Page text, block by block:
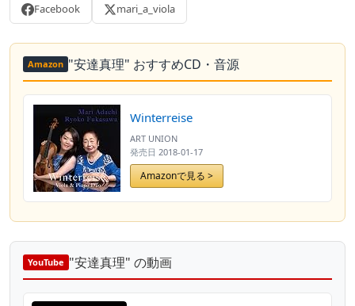
Facebook mari_a_viola
Amazon "安達真理" おすすめCD・音源
Winterreise
ART UNION
発売日 2018-01-17
Amazonで見る >
YouTube "安達真理" の動画